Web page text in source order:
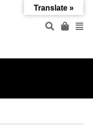
Translate »